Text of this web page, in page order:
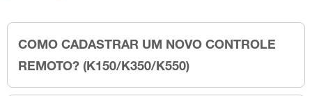
COMO CADASTRAR UM NOVO CONTROLE
REMOTO? (K150/K350/K550)